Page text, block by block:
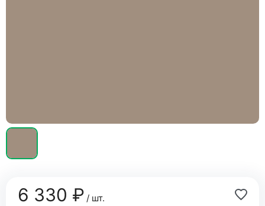
6 330 ₽/ шт.